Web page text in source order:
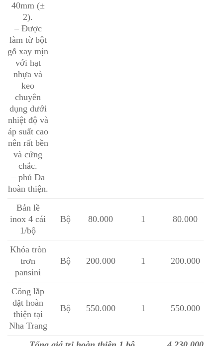
40mm (±
2).
– Được
làm từ bột
gỗ xay mịn
với hạt
nhựa và
keo
chuyên
dụng dưới
nhiệt độ và
áp suất cao
nên rất bền
và cứng
chắc.
– phủ Da
hoàn thiện.
Bản lề
inox 4 cái
1/bộ
Bộ 80.000 1 80.000
Khóa tròn
trơn
pansini
Bộ 200.000 1 200.000
Công lắp
đặt hoàn
thiện tại
Nha Trang
Bộ 550.000 1 550.000